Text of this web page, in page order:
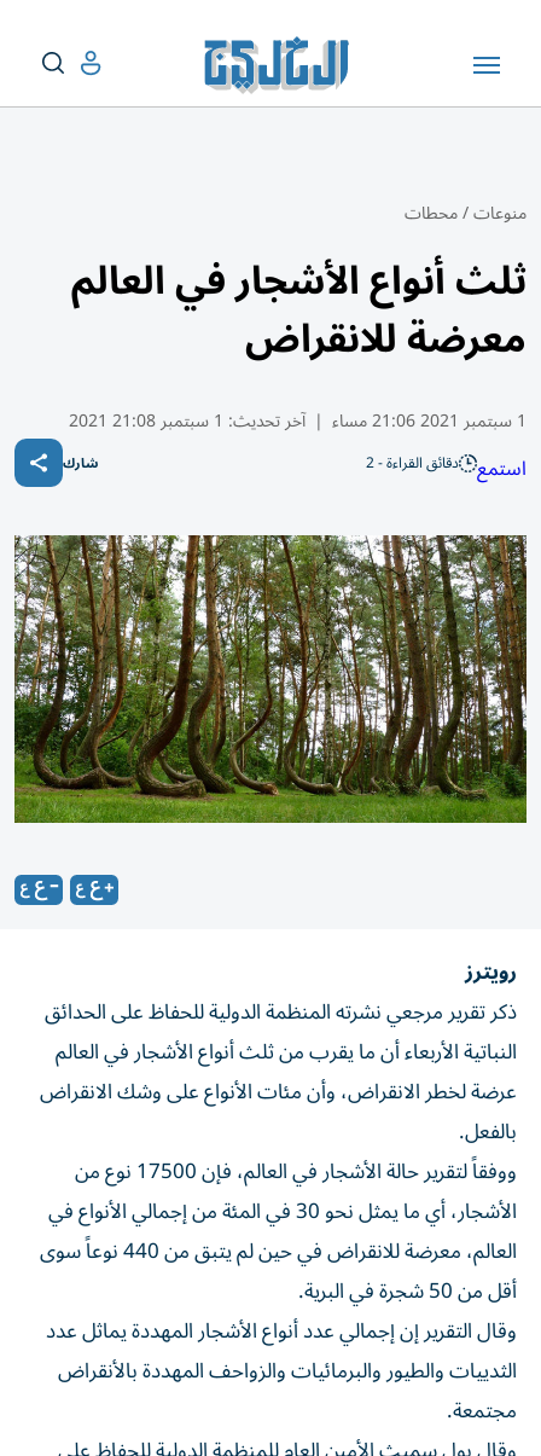
منوعات/محطات
ثلث أنواع الأشجار في العالم
معرضة للانقراض
1 سبتمبر 2021 21:06 مساء | آخر تحديث: 1 سبتمبر 21:08 2021
استمع دقائق القراءة - 2 شارك
رويترز
ذكر تقرير مرجعي نشرته المنظمة الدولية للحفاظ على الحدائق
النباتية الأربعاء أن ما يقرب من ثلث أنواع الأشجار في العالم
عرضة لخطر الانقراض، وأن مئات الأنواع على وشك الانقراض
بالفعل.
ووفقاً لتقرير حالة الأشجار في العالم، فإن 17500 نوع من
الأشجار، أي ما يمثل نحو 30 في المئة من إجمالي الأنواع في
العالم، معرضة للانقراض في حين لم يتبق من 440 نوعاً سوى
أقل من 50 شجرة في البرية.
وقال التقرير إن إجمالي عدد أنواع الأشجار المهددة يماثل عدد
الثدييات والطيور والبرمائيات والزواحف المهددة بالأنقراض
مجتمعة.